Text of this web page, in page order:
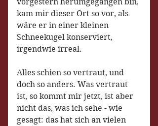
kam mir dieser Ort so vor, als
wäre er in einer kleinen
Schneekugel konserviert,
irgendwie irreal.
Alles schien so vertraut, und
doch so anders. Was vertraut
ist, so kommt mir jetzt, ist aber
nicht das, was ich sehe - wie
gesagt: das hat sich an vielen